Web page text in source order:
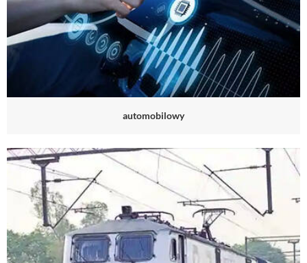
automobilowy